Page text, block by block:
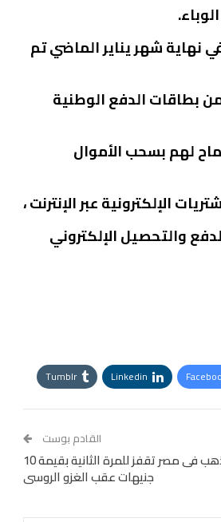
نهاية شهر يناير الماضي تم
بطاقات الدفع الوطنية
لهم بسحب الأموال
الإلكترونية عبر الإنترنت ،
والتحصيل الإلكتروني
Linkedin
Tumblr
القادم بوست
اسعار الذهب فى مصر تقفز للمرة الثانية بقيمة 10
جنيهات عقب الغزو الروسى